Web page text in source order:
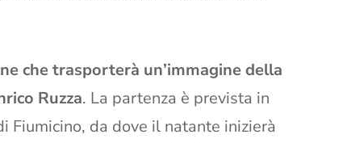
che trasporterà un’immagine della
Ruzza. La partenza è prevista in
da dove il natante inizierà